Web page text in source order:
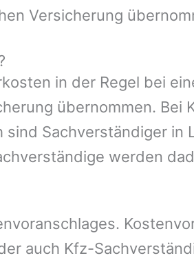
Versicherung
in der Regel bei
übernommen. Bei
Sachverständiger in
werden
auch Kfz-